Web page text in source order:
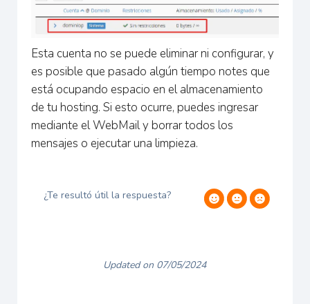
Esta cuenta no se puede eliminar ni configurar, y
es posible que pasado algún tiempo notes que
está ocupando espacio en el almacenamiento
de tu hosting. Si esto ocurre, puedes ingresar
mediante el WebMail y borrar todos los
mensajes o ejecutar una limpieza.
¿Te resultó útil la respuesta?
Updated on 07/05/2024